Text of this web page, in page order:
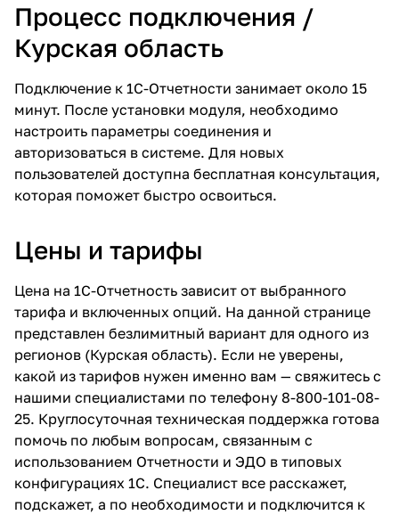
Процесс подключения /
Курская область
Подключение к 1С-Отчетности занимает около 15
минут. После установки модуля, необходимо
настроить параметры соединения и
авторизоваться в системе. Для новых
пользователей доступна бесплатная консультация,
которая поможет быстро освоиться.
Цены и тарифы
Цена на 1С-Отчетность зависит от выбранного
тарифа и включенных опций. На данной странице
представлен безлимитный вариант для одного из
регионов (Курская область). Если не уверены,
какой из тарифов нужен именно вам — свяжитесь с
нашими специалистами по телефону 8-800-101-08-
25. Круглосуточная техническая поддержка готова
помочь по любым вопросам, связанным с
использованием Отчетности и ЭДО в типовых
конфигурациях 1С. Специалист все расскажет,
подскажет, а по необходимости и подключится к